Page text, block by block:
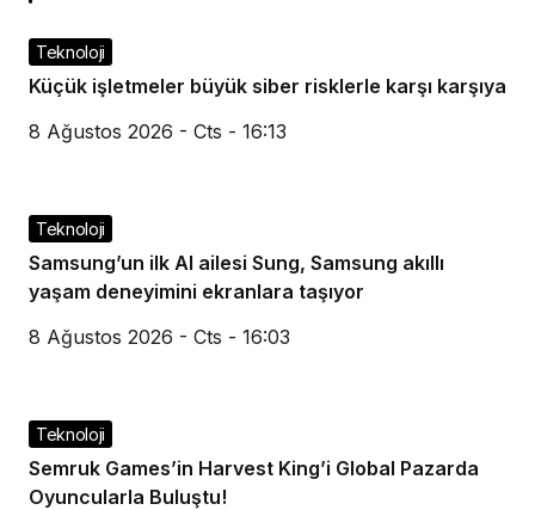
Teknoloji
Küçük işletmeler büyük siber risklerle karşı karşıya
8 Ağustos 2026 - Cts - 16:13
Teknoloji
Samsung’un ilk AI ailesi Sung, Samsung akıllı
yaşam deneyimini ekranlara taşıyor
8 Ağustos 2026 - Cts - 16:03
Teknoloji
Semruk Games’in Harvest King’i Global Pazarda
Oyuncularla Buluştu!